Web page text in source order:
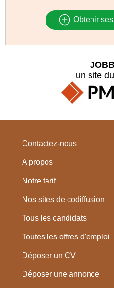
Obtenir
un site
Contactez-nous
A propos
Notre tarif
Nos sites de codiffusion
Tous les candidats
Toutes les offres d'emploi
Déposer un CV
Déposer une annonce